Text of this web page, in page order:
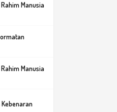
Manusia
Manusia